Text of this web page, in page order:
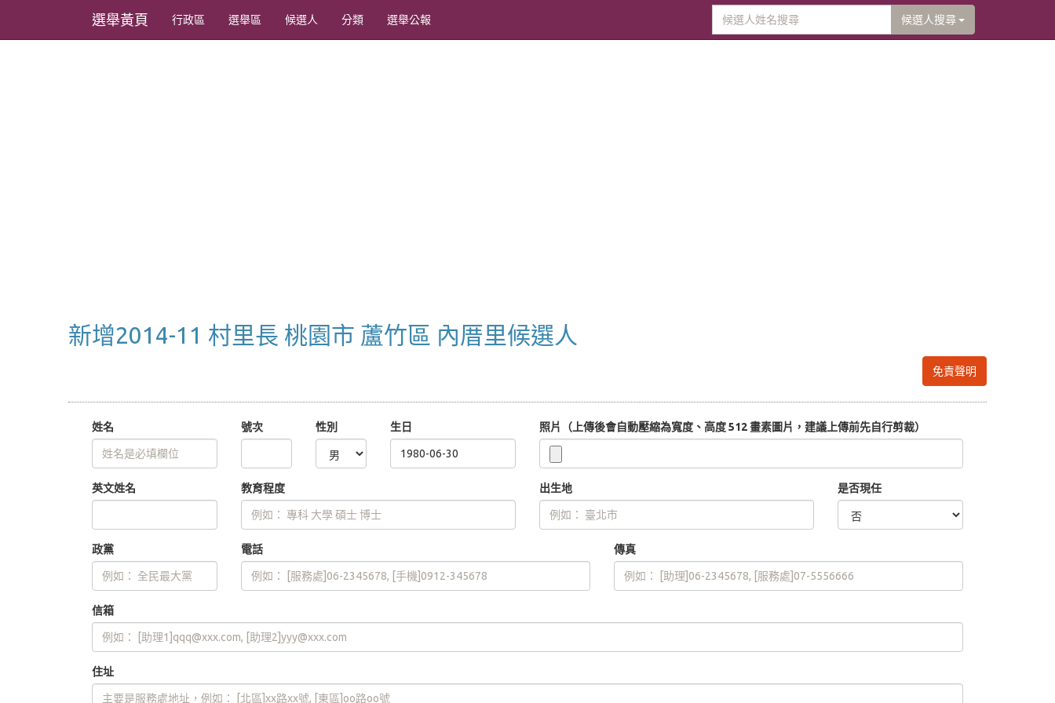
選舉黃頁 行政區 選舉區 候選人 分類 選舉公報 候選人搜尋
新增2014-11 村里長 桃園市 蘆竹區 內厝里候選人
免責聲明
姓名 號次 性別 生日 照片（上傳後會自動壓縮為寬度、高度 512 畫素圖片，建議上傳前先自行剪裁）
英文姓名 教育程度 出生地 是否現任
政黨 電話 傳真
信箱
住址